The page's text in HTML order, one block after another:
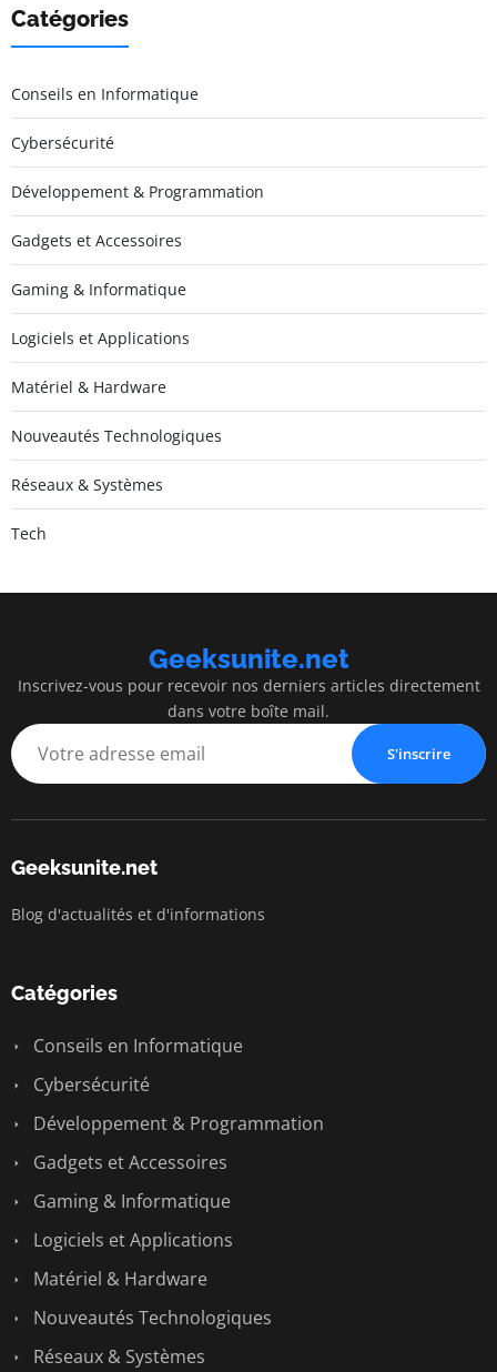
Catégories
Conseils en Informatique
Cybersécurité
Développement & Programmation
Gadgets et Accessoires
Gaming & Informatique
Logiciels et Applications
Matériel & Hardware
Nouveautés Technologiques
Réseaux & Systèmes
Tech
Geeksunite.net
Inscrivez-vous pour recevoir nos derniers articles directement
dans votre boîte mail.
S'inscrire
Geeksunite.net
Blog d'actualités et d'informations
Catégories
Conseils en Informatique
Cybersécurité
Développement & Programmation
Gadgets et Accessoires
Gaming & Informatique
Logiciels et Applications
Matériel & Hardware
Nouveautés Technologiques
Réseaux & Systèmes